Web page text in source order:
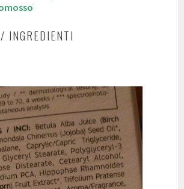
INGREDIENTI